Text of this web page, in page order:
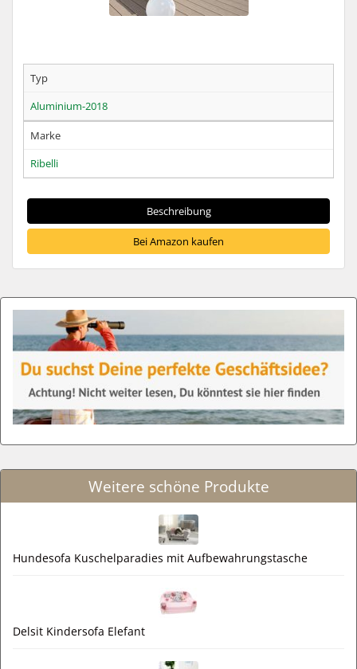
Typ
Aluminium-2018
Marke
Ribelli
Beschreibung
Bei Amazon kaufen
Weitere schöne Produkte
Hundesofa Kuschelparadies mit Aufbewahrungstasche
Delsit Kindersofa Elefant